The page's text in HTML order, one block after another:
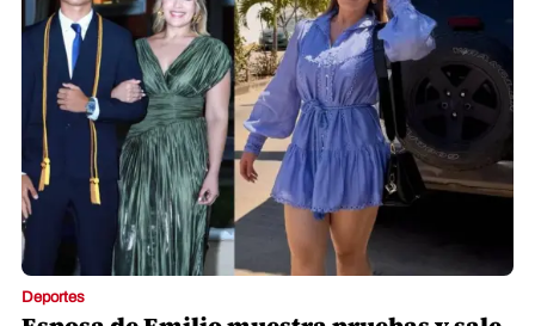
Deportes